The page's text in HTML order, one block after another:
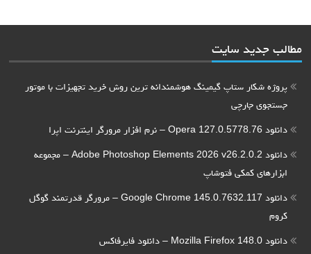
مطالب جدید سایت
پروژه شکار ستاپ گیمینگ هوشمندانه ترین روش خرید تجهیزات با موتور
جستجوی جارچی
دانلود Opera 127.0.5778.76 – نرم افزار مرورگر اینترنت اپرا
دانلود Adobe Photoshop Elements 2026 v26.2.0.2 – مجموعه
ابزارهای کمکی فتوشاپ
دانلود Google Chrome 145.0.7632.117 – مرورگر قدرتمند گوگل
کروم
دانلود Mozilla Firefox 148.0 – دانلود فایرفاکس